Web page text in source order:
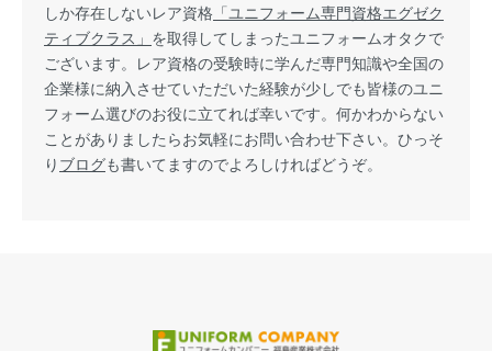
しか存在しないレア資格 「ユニフォーム専門資格エグゼク
ティブクラス」 を取得してしまったユニフォームオタクで
ございます。レア資格の受験時に学んだ専門知識や全国の
企業様に納入させていただいた経験が少しでも皆様のユニ
フォーム選びのお役に立てれば幸いです。何かわからない
ことがありましたらお気軽にお問い合わせ下さい。ひっそ
り ブログも書いてますのでよろしければどうぞ。